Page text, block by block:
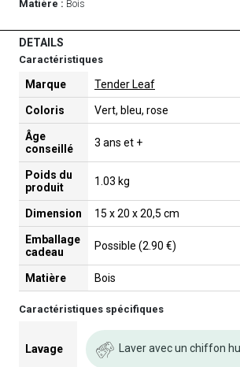
Matière : Bois
DETAILS
Caractéristiques
Marque Tender Leaf
Coloris Vert, bleu, rose
Âge
conseillé
3 ans et +
Poids du
produit
1.03 kg
Dimension 15 x 20 x 20,5 cm
Emballage
cadeau
Possible (2.90 €)
Matière Bois
Caractéristiques spécifiques
Lavage Laver avec un chiffon